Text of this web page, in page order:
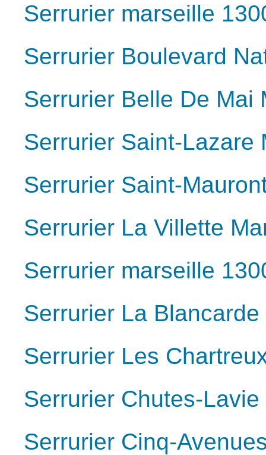
Serrurier marseille
Serrurier Boulevard
Serrurier Belle De Mai
Serrurier Saint-Lazare
Serrurier Saint-
Serrurier La Villette
Serrurier marseille
Serrurier La
Serrurier Les
Serrurier Chutes-
Serrurier Cinq-